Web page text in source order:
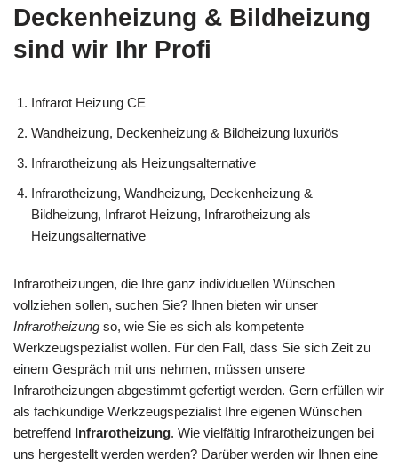
Deckenheizung & Bildheizung
sind wir Ihr Profi
Infrarot Heizung CE
Wandheizung, Deckenheizung & Bildheizung luxuriös
Infrarotheizung als Heizungsalternative
Infrarotheizung, Wandheizung, Deckenheizung &
Bildheizung, Infrarot Heizung, Infrarotheizung als
Heizungsalternative
Infrarotheizungen, die Ihre ganz individuellen Wünschen
vollziehen sollen, suchen Sie? Ihnen bieten wir unser
Infrarotheizung so, wie Sie es sich als kompetente
Werkzeugspezialist wollen. Für den Fall, dass Sie sich Zeit zu
einem Gespräch mit uns nehmen, müssen unsere
Infrarotheizungen abgestimmt gefertigt werden. Gern erfüllen wir
als fachkundige Werkzeugspezialist Ihre eigenen Wünschen
betreffend Infrarotheizung. Wie vielfältig Infrarotheizungen bei
uns hergestellt werden werden? Darüber werden wir Ihnen eine